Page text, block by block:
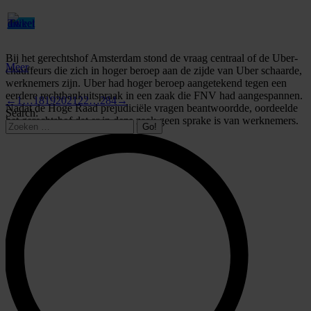
Bij het gerechtshof Amsterdam stond de vraag centraal of de Uber-
chauffeurs die zich in hoger beroep aan de zijde van Uber schaarde,
werknemers zijn. Uber had hoger beroep aangetekend tegen een
eerdere rechtbankuitspraak in een zaak die FNV had aangespannen.
Nadat de Hoge Raad prejudiciële vragen beantwoordde, oordeelde
het gerechtshof dat er in deze zaak geen sprake is van werknemers.
Meer
←1…1819202122…284→
Search: